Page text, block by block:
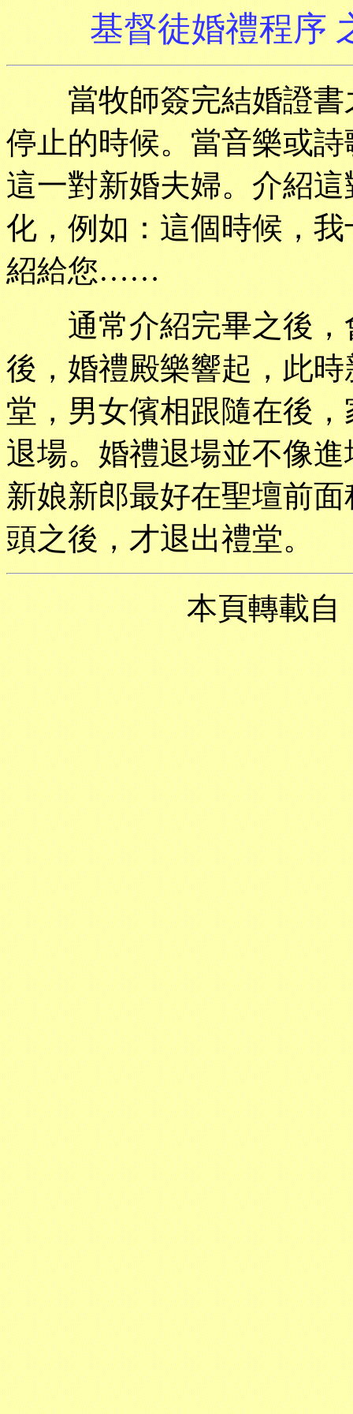
基督徒婚禮程序
當牧師簽完結婚證書
停止的時候。當音樂或
這一對新婚夫婦。介紹
化，例如：這個時候，
紹給您……
通常介紹完畢之後，
後，婚禮殿樂響起，此
堂，男女儐相跟隨在後
退場。婚禮退場並不像
新娘新郎最好在聖壇前
頭之後，才退出禮堂。
本頁轉載自